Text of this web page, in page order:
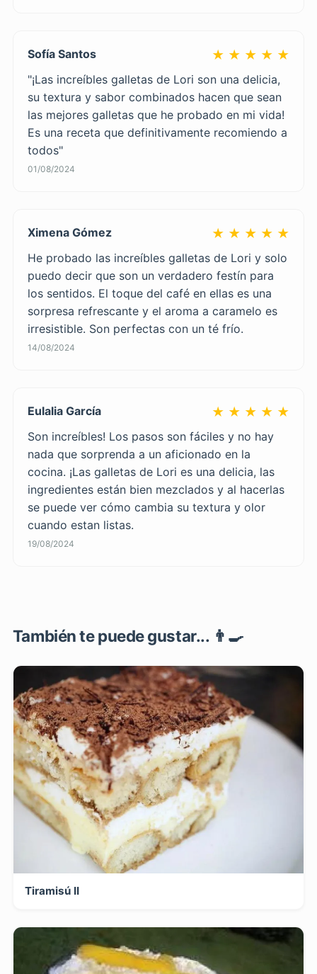
Sofía Santos ★ ★ ★ ★ ★
"¡Las increíbles galletas de Lori son una delicia,
su textura y sabor combinados hacen que sean
las mejores galletas que he probado en mi vida!
Es una receta que definitivamente recomiendo a
todos"
01/08/2024
Ximena Gómez ★ ★ ★ ★ ★
He probado las increíbles galletas de Lori y solo
puedo decir que son un verdadero festín para
los sentidos. El toque del café en ellas es una
sorpresa refrescante y el aroma a caramelo es
irresistible. Son perfectas con un té frío.
14/08/2024
Eulalia García ★ ★ ★ ★ ★
Son increíbles! Los pasos son fáciles y no hay
nada que sorprenda a un aficionado en la
cocina. ¡Las galletas de Lori es una delicia, las
ingredientes están bien mezclados y al hacerlas
se puede ver cómo cambia su textura y olor
cuando estan listas.
19/08/2024
También te puede gustar... 👨‍🍳
Tiramisú II